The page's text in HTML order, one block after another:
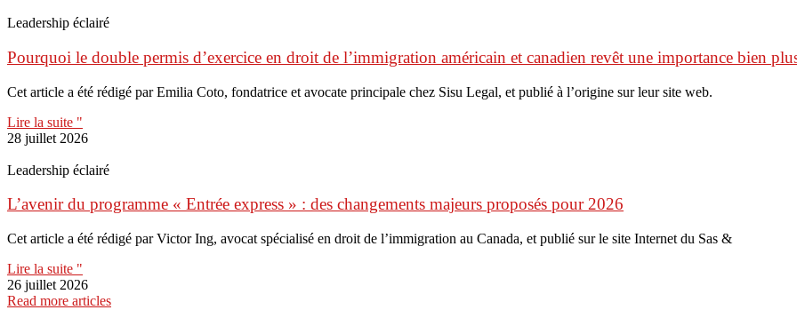
Leadership éclairé
Pourquoi le double permis d’exercice en droit de l’immigration américain et canadien revêt une importance bien
Cet article a été rédigé par Emilia Coto, fondatrice et avocate principale chez Sisu Legal, et publié à l’origine sur leur site web.
Lire la suite "
28 juillet 2026
Leadership éclairé
L’avenir du programme « Entrée express » : des changements majeurs proposés pour 2026
Cet article a été rédigé par Victor Ing, avocat spécialisé en droit de l’immigration au Canada, et publié sur le site Internet du Sas &
Lire la suite "
26 juillet 2026
Read more articles